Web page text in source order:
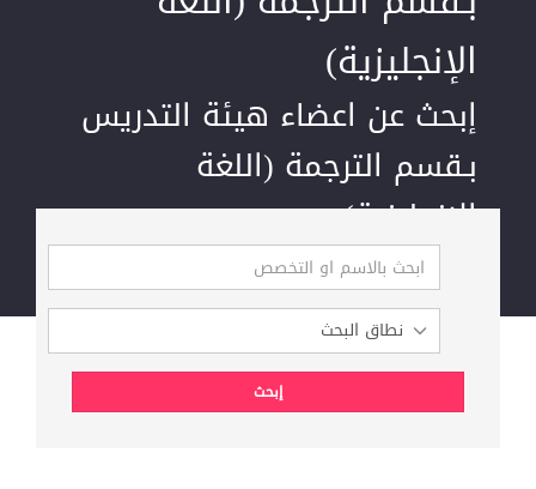
الإنجليزية)
إبحث عن اعضاء هيئة التدريس
بـقسم الترجمة (اللغة
الإنجليزية)